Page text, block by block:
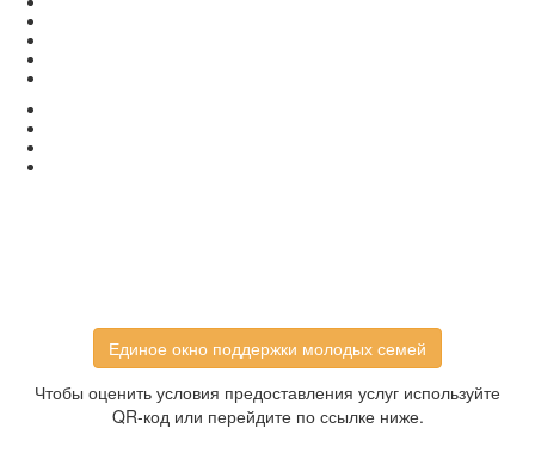
Единое окно поддержки молодых семей
Чтобы оценить условия предоставления услуг используйте
QR-код или перейдите по ссылке ниже.